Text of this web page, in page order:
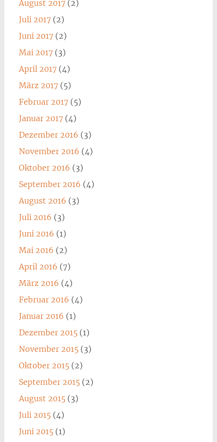
August 2017(2)
Juli 2017(2)
Juni 2017(2)
Mai 2017(3)
April 2017(4)
März 2017(5)
Februar 2017(5)
Januar 2017(4)
Dezember 2016 (3)
November 2016 (4)
Oktober 2016 (3)
September 2016 (4)
August 2016 (3)
Juli 2016 (3)
Juni 2016 (1)
Mai 2016 (2)
April 2016 (7)
März 2016 (4)
Februar 2016 (4)
Januar 2016 (1)
Dezember 2015(1)
November 2015(3)
Oktober 2015(2)
September 2015(2)
August 2015(3)
Juli 2015(4)
Juni 2015(1)